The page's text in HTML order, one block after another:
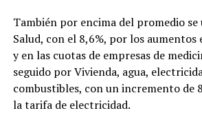
También por encima del promedio
Salud, con el 8,6%, por los aumentos
y en las cuotas de empresas de
seguido por Vivienda, agua,
combustibles, con un incremento de
la tarifa de electricidad.